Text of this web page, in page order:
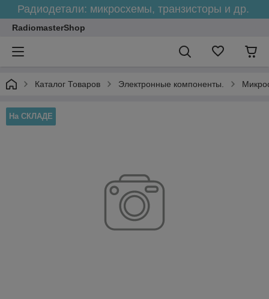
Радиодетали: микросхемы, транзисторы и др.
RadiomasterShop
Каталог Товаров Электронные компоненты.
На СКЛАДЕ